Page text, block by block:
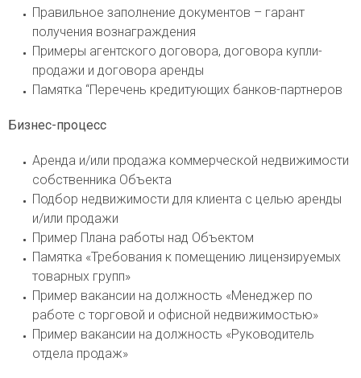
Правильное заполнение документов – гарант
получения вознаграждения
Примеры агентского договора, договора купли-
продажи и договора аренды
Памятка “Перечень кредитующих банков-партнеров
Бизнес-процесс
Аренда и/или продажа коммерческой недвижимости
собственника Объекта
Подбор недвижимости для клиента с целью аренды
и/или продажи
Пример Плана работы над Объектом
Памятка «Требования к помещению лицензируемых
товарных групп»
Пример вакансии на должность «Менеджер по
работе с торговой и офисной недвижимостью»
Пример вакансии на должность «Руководитель
отдела продаж»